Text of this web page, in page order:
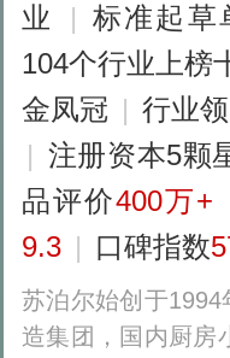
业
| 标准起草
104个行业上榜
金凤冠 | 行业
| 注册资本5颗
品评价400万+
9.3 | 口碑指数
苏泊尔始创于
造集团，国内厨房